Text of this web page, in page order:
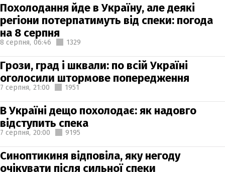
Похолодання йде в Україну, але деякі
регіони потерпатимуть від спеки: погода
на 8 серпня
8 серпня, 06:46 1329
Грози, град і шквали: по всій Україні
оголосили штормове попередження
7 серпня, 21:00 1951
В Україні дещо похолодає: як надовго
відступить спека
7 серпня, 20:00 9195
Синоптикиня відповіла, яку негоду
очікувати після сильної спеки